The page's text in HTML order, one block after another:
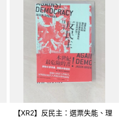
【XR2】反民主：選票失能、理